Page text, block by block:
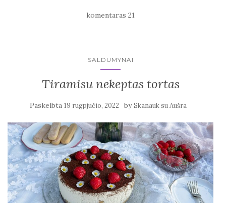
komentaras 21
SALDUMYNAI
Tiramisu nekeptas tortas
Paskelbta 19 rugpjūčio, 2022 bySkanauk su Aušra